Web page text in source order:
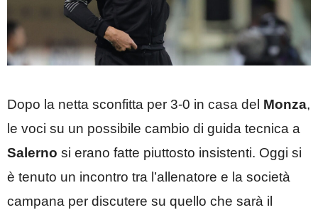
Dopo la netta sconfitta per 3-0 in casa del Monza,
le voci su un possibile cambio di guida tecnica a
Salerno si erano fatte piuttosto insistenti. Oggi si
è tenuto un incontro tra l’allenatore e la società
campana per discutere su quello che sarà il